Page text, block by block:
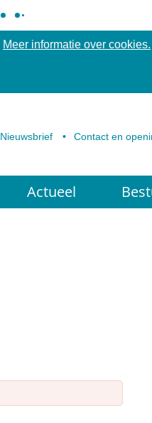
Meer informatie over cookies.
Nieuwsbrief Contact en
Actueel